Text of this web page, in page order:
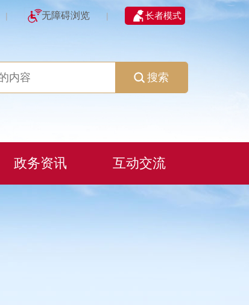
| 无障碍浏览 | 长者模式
搜索
政务资讯 互动交流